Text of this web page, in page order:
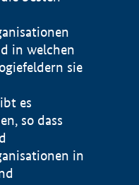
in welchen
sie
es
so dass
in